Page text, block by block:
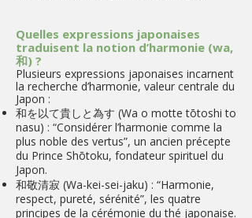
Quelles expressions japonaises
traduisent la notion d’harmonie (wa,
和) ?
​Plusieurs expressions japonaises incarnent
la recherche d’harmonie, valeur centrale du
Japon :
和を以て貴しと為す (Wa o motte tōtoshi to
nasu) : “Considérer l’harmonie comme la
plus noble des vertus”, un ancien précepte
du Prince Shōtoku, fondateur spirituel du
Japon.
和敬清寂 (Wa-kei-sei-jaku) : “Harmonie,
respect, pureté, sérénité”, les quatre
principes de la cérémonie du thé japonaise.